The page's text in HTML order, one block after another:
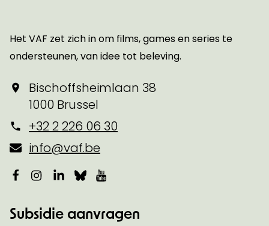
Het VAF zet zich in om films, games en series te
ondersteunen, van idee tot beleving.
Bischoffsheimlaan 38
1000 Brussel
+32 2 226 06 30
info@vaf.be
Facebook
Instagram
LinkedIn
Bluesky
Subsidie aanvragen